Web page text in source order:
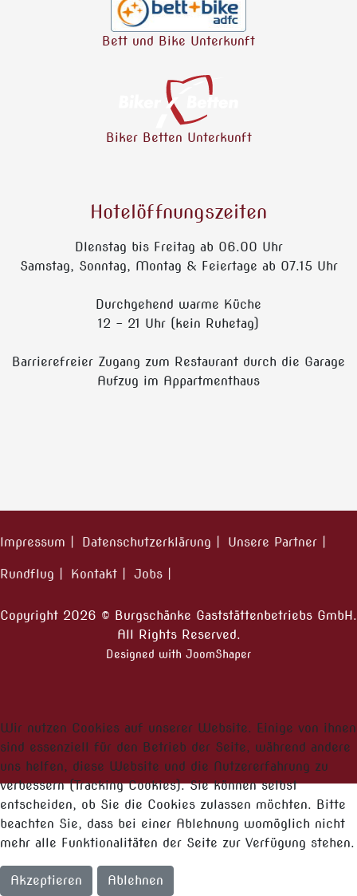
Bett und Bike Unterkunft
Biker Betten Unterkunft
Hotelöffnungszeiten
DIenstag bis Freitag ab 06.00 Uhr
Samstag, Sonntag, Montag & Feiertage ab 07.15 Uhr
Durchgehend warme Küche
12 - 21 Uhr (kein Ruhetag)
Barrierefreier Zugang zum Restaurant durch die Garage
Aufzug im Appartmenthaus
Impressum Datenschutzerklärung Unsere Partner
Rundflug Kontakt Jobs
Copyright 2026 © Burgschänke Gaststättenbetriebs GmbH.
All Rights Reserved.
Designed with JoomShaper
Wir nutzen Cookies auf unserer Website. Einige von ihnen
sind essenziell für den Betrieb der Seite, während andere
uns helfen, diese Website und die Nutzererfahrung zu
verbessern (Tracking Cookies). Sie können selbst
entscheiden, ob Sie die Cookies zulassen möchten. Bitte
beachten Sie, dass bei einer Ablehnung womöglich nicht
mehr alle Funktionalitäten der Seite zur Verfügung stehen.
Akzeptieren Ablehnen